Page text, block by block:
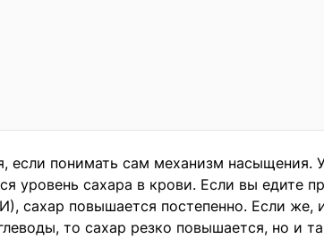
если понимать сам механизм насыщения.
уровень сахара в крови. Если вы едите
сахар повышается постепенно. Если же,
то сахар резко повышается, но и